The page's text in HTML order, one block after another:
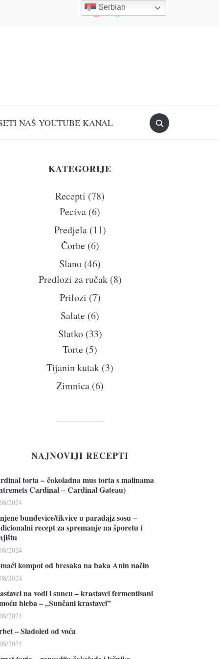
instagramfacebook youtube
NAŠ YOUTUBE KANAL
KATEGORIJE
Recepti (78)
Peciva (6)
Predjela(11)
Čorbe(6)
Slano (46)
Predlozi za ručak(8)
Prilozi (7)
Salate (6)
Slatko(33)
Torte (5)
Tijanin kutak (3)
Zimnica (6)
NAJNOVIJI RECEPTI
torta – čokoladna mus torta s malinama
Cardinal – Cardinal Gateau)
2024
bundevice/tikvice u paradajz sosu –
recept za spremanje na šporetu i
2024
kompot od bresaka na baka Anin način
2024
na vodi i suncu – krastavci fermentisani
hleba – „Sunčani krastavci”
2024
– Sladoled od voća
2024
Serbian